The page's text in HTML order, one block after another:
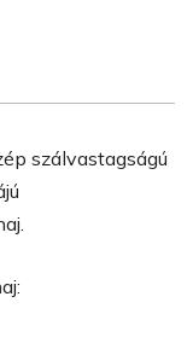
szálvastagságú